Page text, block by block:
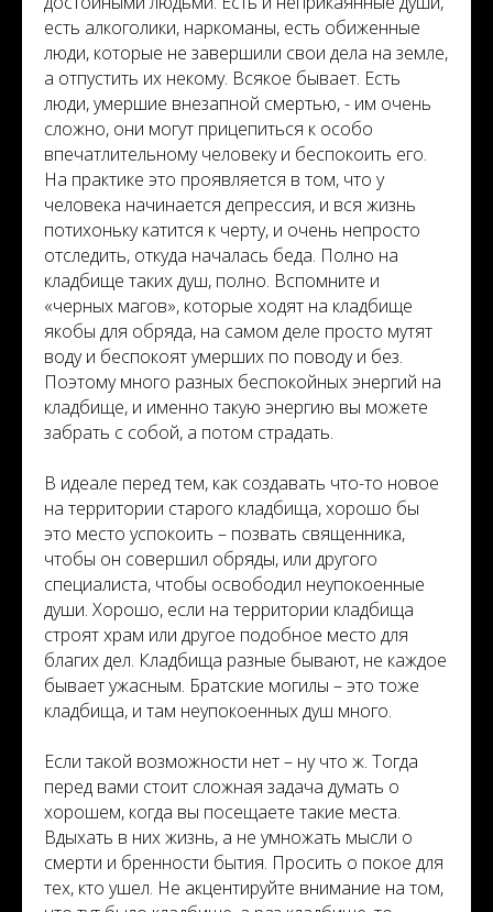
есть алкоголики, наркоманы, есть обиженные
люди, которые не завершили свои дела на земле,
а отпустить их некому. Всякое бывает. Есть
люди, умершие внезапной смертью, - им очень
сложно, они могут прицепиться к особо
впечатлительному человеку и беспокоить его.
На практике это проявляется в том, что у
человека начинается депрессия, и вся жизнь
потихоньку катится к черту, и очень непросто
отследить, откуда началась беда. Полно на
кладбище таких душ, полно. Вспомните и
«черных магов», которые ходят на кладбище
якобы для обряда, на самом деле просто мутят
воду и беспокоят умерших по поводу и без.
Поэтому много разных беспокойных энергий на
кладбище, и именно такую энергию вы можете
забрать с собой, а потом страдать.
В идеале перед тем, как создавать что-то новое
на территории старого кладбища, хорошо бы
это место успокоить – позвать священника,
чтобы он совершил обряды, или другого
специалиста, чтобы освободил неупокоенные
души. Хорошо, если на территории кладбища
строят храм или другое подобное место для
благих дел. Кладбища разные бывают, не каждое
бывает ужасным. Братские могилы – это тоже
кладбища, и там неупокоенных душ много.
Если такой возможности нет – ну что ж. Тогда
перед вами стоит сложная задача думать о
хорошем, когда вы посещаете такие места.
Вдыхать в них жизнь, а не умножать мысли о
смерти и бренности бытия. Просить о покое для
тех, кто ушел. Не акцентируйте внимание на том,